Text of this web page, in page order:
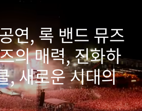
연, 록 밴드 뮤즈
의 매력, 진화하
, 새로운 시대의